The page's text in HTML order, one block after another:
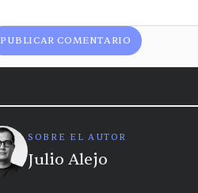
PUBLICAR COMENTARIO
SOBRE EL AUTOR
Julio Alejo